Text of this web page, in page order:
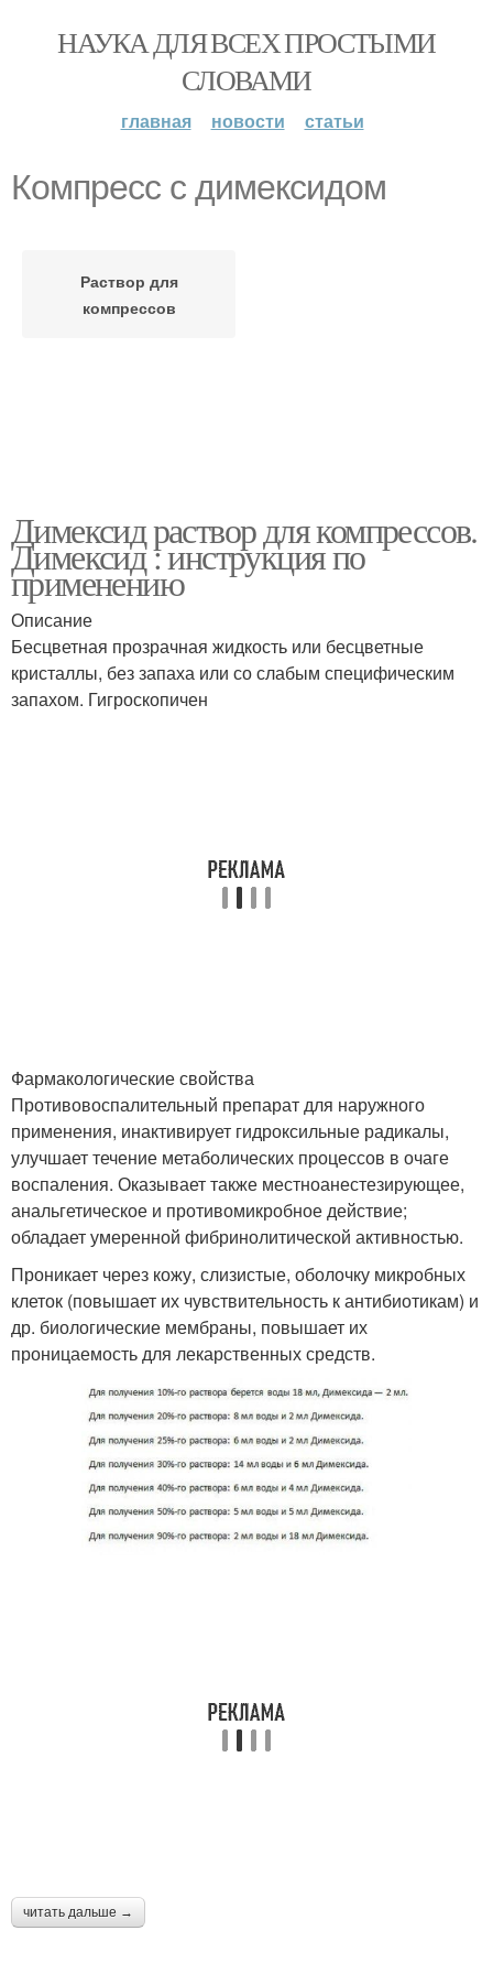
НАУКА ДЛЯ ВСЕХ ПРОСТЫМИ
СЛОВАМИ
главная новости статьи
Компресс с димексидом
Раствор для
компрессов
Димексид раствор для компрессов.
Димексид : инструкция по
применению
Описание
Бесцветная прозрачная жидкость или бесцветные
кристаллы, без запаха или со слабым специфическим
запахом. Гигроскопичен
Фармакологические свойства
Противовоспалительный препарат для наружного
применения, инактивирует гидроксильные радикалы,
улучшает течение метаболических процессов в очаге
воспаления. Оказывает также местноанестезирующее,
анальгетическое и противомикробное действие;
обладает умеренной фибринолитической активностью.
Проникает через кожу, слизистые, оболочку микробных
клеток (повышает их чувствительность к антибиотикам) и
др. биологические мембраны, повышает их
проницаемость для лекарственных средств.
читать дальше →